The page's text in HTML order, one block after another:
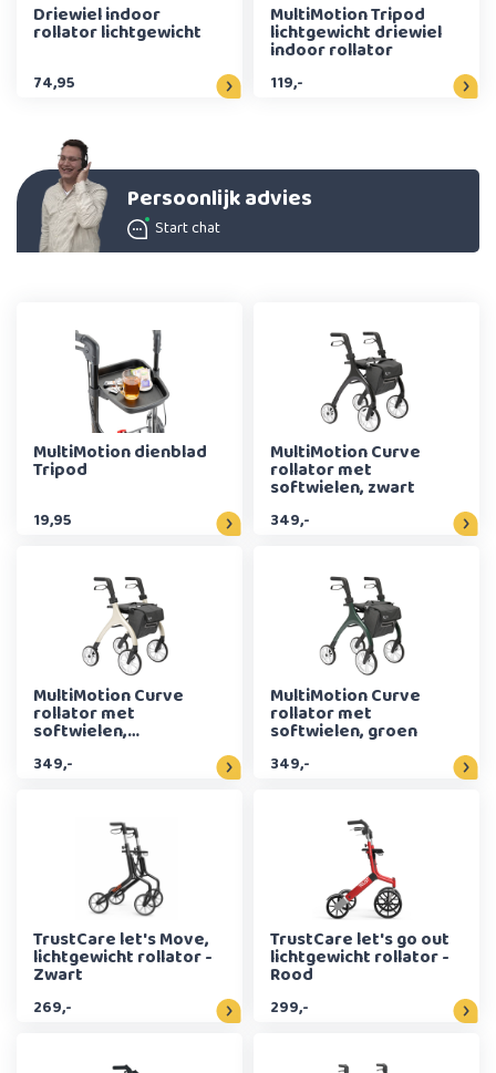
Driewiel indoor
rollator lichtgewicht
74,95
MultiMotion Tripod
lichtgewicht driewiel
indoor rollator
119,-
Persoonlijk advies
Start chat
MultiMotion dienblad
Tripod
19,95
MultiMotion Curve
rollator met
softwielen, zwart
349,-
MultiMotion Curve
rollator met
softwielen,
349,-
MultiMotion Curve
rollator met
softwielen, groen
349,-
TrustCare let's Move,
lichtgewicht rollator -
Zwart
269,-
TrustCare let's go out
lichtgewicht rollator -
Rood
299,-